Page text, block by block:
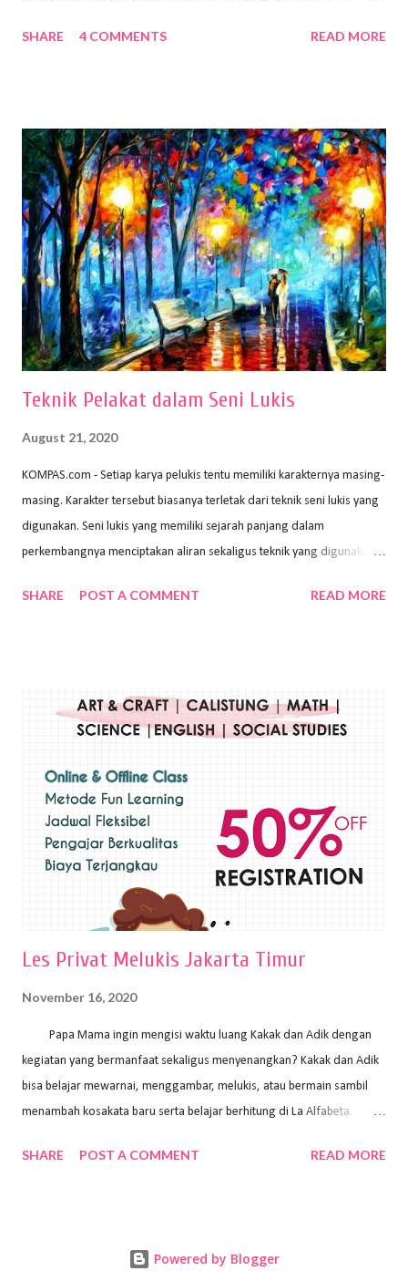
sehingga hasilnya bisa dilihat. Peran alat dan bahan sangat
memiliki spesifikasi berbeda sesuai jenisnya. Berikut peralatan
menggambar bentuk: 1. Kertas Gambar Kegiatan menggambar
membutuhkan kertas yang baik agar proses pembuatan gambar lebih
nyaman dan maksimal. Bahan kertas yang baik salah satu syaratnya
adalah tidak mudah sobek, mengingat menggambar merupakan
proses menggores dan menghapus. Kertas adalah bahan yang paling
ideal digunakan untuk menggambar. Dalam menggambar
menggunakan pen...
SHARE 4 COMMENTS READ MORE
Teknik Pelakat dalam Seni Lukis
August 21, 2020
KOMPAS.com - Setiap karya pelukis tentu memiliki karakternya masing-
masing. Karakter tersebut biasanya terletak dari teknik seni lukis yang
digunakan. Seni lukis yang memiliki sejarah panjang dalam
perkembangnya menciptakan aliran sekaligus teknik yang digunakan.
Wayan Kun Adnyana, teknik yang berbeda tentunya akan
menggunakan bahan dasar cat air, cat akrilik, atau cat minyak dengan
sapuan warna cat yang tebal. Dengan memberikan sapuan warna
pelukis untuk menghasilkan lukisan yang mempesona dan tentunya
bernilai tinggi. Ciri teknik plakat Ciri-ciri teknik plakat, yaitu: Sapuan
warna yang kental dan tebal. Hasil lukisan menutupi seluruh bagian
medianya Mem...
SHARE POST A COMMENT READ MORE
Les Privat Melukis Jakarta Timur
November 16, 2020
Papa Mama ingin mengisi waktu luang Kakak dan Adik dengan
kegiatan yang bermanfaat sekaligus menyenangkan? Kakak dan Adik
bisa belajar mewarnai, menggambar, melukis, atau bermain sambil
menambah kosakata baru serta belajar berhitung di La Alfabeta.
kok untuk mengajar dengan metode yang fun, La Alfabeta
Alfabeta. ⁣⁣⁣⁣Ada pilihan online class maupun offline class lho! Cek
SHARE POST A COMMENT READ MORE
Powered by Blogger